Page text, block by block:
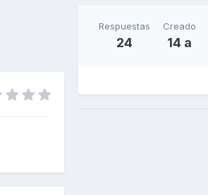
Respuestas
24
Creado
14 a